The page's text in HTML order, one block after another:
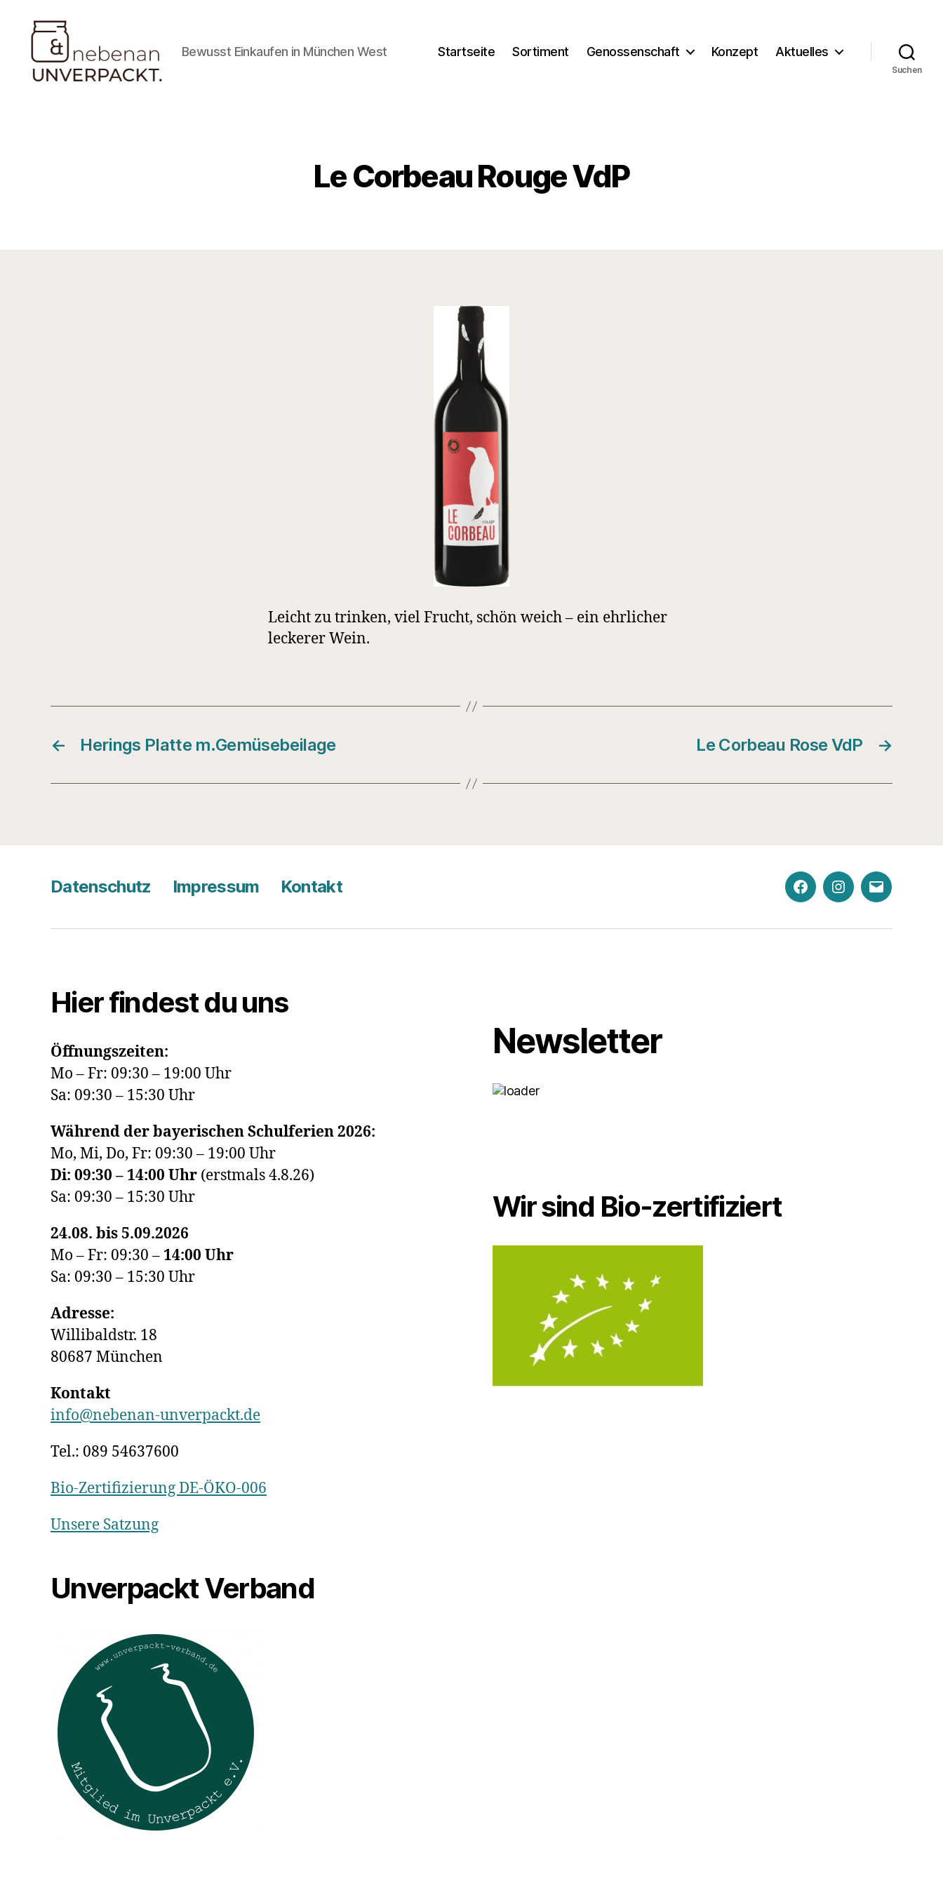
Bewusst Einkaufen in München West Startseite Sortiment Genossenschaft Konzept Aktuelles
Suchen
Le Corbeau Rouge VdP
Leicht zu trinken, viel Frucht, schön weich – ein ehrlicher
leckerer Wein.
← Herings Platte m.Gemüsebeilage →
Le Corbeau Rose VdP
Datenschutz Impressum Kontakt FacebookInstagram
E-
Hier findest du uns
Öffnungszeiten:
Mo – Fr: 09:30 – 19:00 Uhr
Sa: 09:30 – 15:30 Uhr
Während der bayerischen Schulferien 2026:
Mo, Mi, Do, Fr: 09:30 – 19:00 Uhr
Di: 09:30 – 14:00 Uhr (erstmals 4.8.26)
Sa: 09:30 – 15:30 Uhr
24.08. bis 5.09.2026
Mo – Fr: 09:30 – 14:00 Uhr
Sa: 09:30 – 15:30 Uhr
Adresse:
Willibaldstr. 18
80687 München
Kontakt
info@nebenan-unverpackt.de
Tel.: 089 54637600
Bio-Zertifizierung DE-ÖKO-006
Unsere Satzung
Unverpackt Verband
Newsletter
Wir sind Bio-zertifiziert